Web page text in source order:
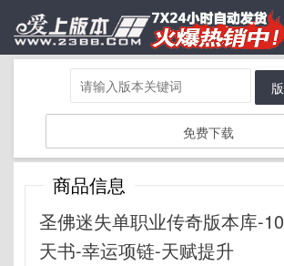
免费下载
商品信息
圣佛迷失单职业传奇版本库-
天书-幸运项链-天赋提升